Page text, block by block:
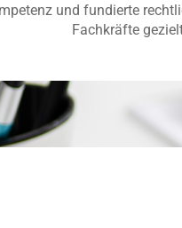
und fundierte
Fachkräfte